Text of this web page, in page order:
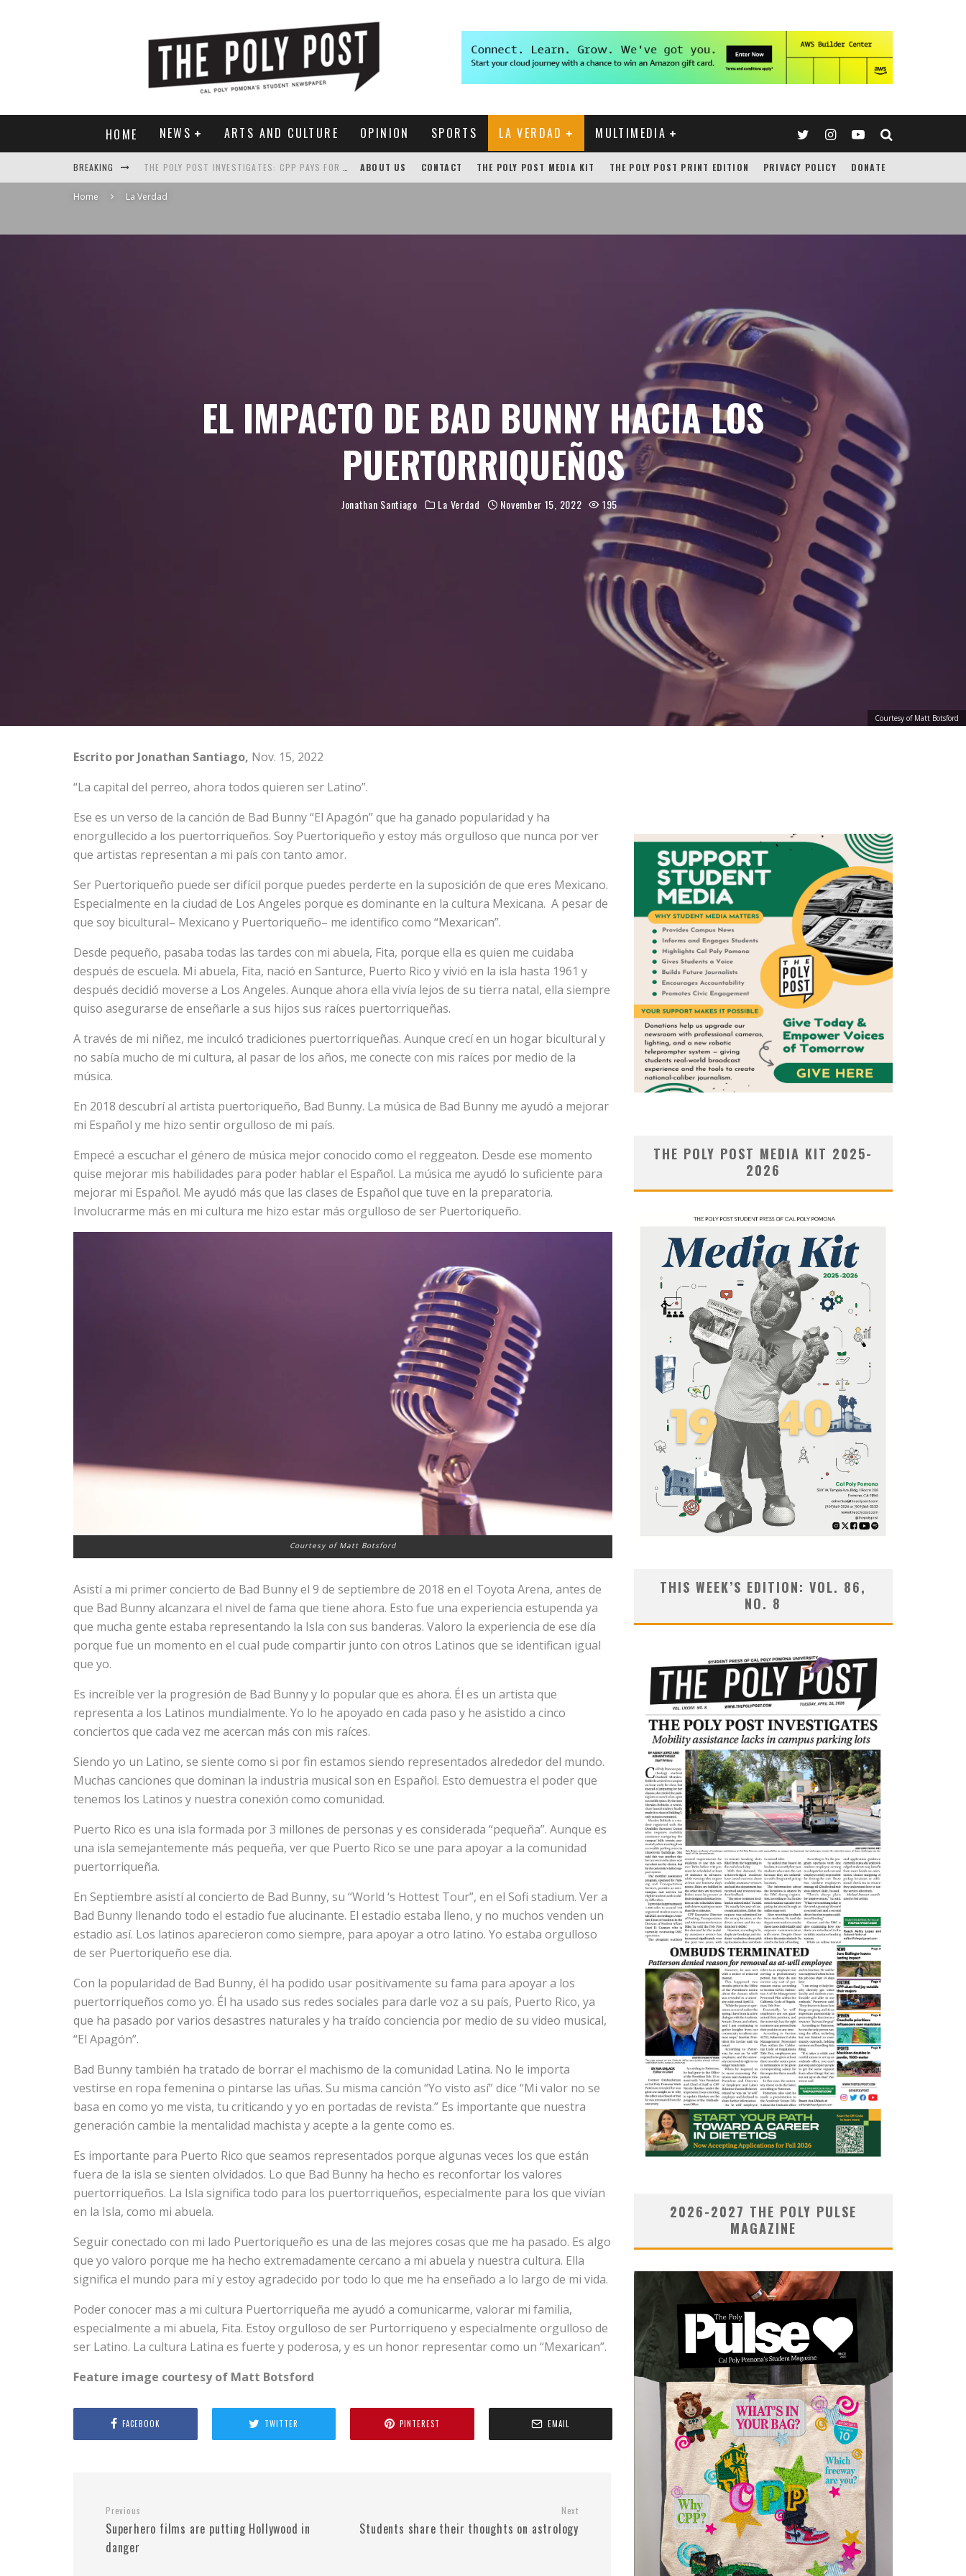
HOME NEWS ARTS AND CULTURE OPINION SPORTS LA VERDAD MULTIMEDIA
BREAKING ABOUT US CONTACT THE POLY POST MEDIA KIT THE POLY POST PRINT EDITION PRIVACY POLICY DONATE
Home La Verdad
Courtesy of Matt Botsford
EL IMPACTO DE BAD BUNNY HACIA LOS
PUERTORRIQUEÑOS
Jonathan Santiago La Verdad November 15, 2022 195
Escrito por Jonathan Santiago, Nov. 15, 2022
“La capital del perreo, ahora todos quieren ser Latino”.
Ese es un verso de la canción de Bad Bunny “El Apagón” que ha ganado popularidad y ha
enorgullecido a los puertorriqueños. Soy Puertoriqueño y estoy más orgulloso que nunca por ver
que artistas representan a mi país con tanto amor.
Ser Puertoriqueño puede ser difícil porque puedes perderte en la suposición de que eres Mexicano.
Especialmente en la ciudad de Los Angeles porque es dominante en la cultura Mexicana. A pesar de
que soy bicultural– Mexicano y Puertoriqueño– me identifico como “Mexarican”.
Desde pequeño, pasaba todas las tardes con mi abuela, Fita, porque ella es quien me cuidaba
después de escuela. Mi abuela, Fita, nació en Santurce, Puerto Rico y vivió en la isla hasta 1961 y
después decidió moverse a Los Angeles. Aunque ahora ella vivía lejos de su tierra natal, ella siempre
quiso asegurarse de enseñarle a sus hijos sus raíces puertorriqueñas.
A través de mi niñez, me inculcó tradiciones puertorriqueñas. Aunque crecí en un hogar bicultural y
no sabía mucho de mi cultura, al pasar de los años, me conecte con mis raíces por medio de la
música.
En 2018 descubrí al artista puertoriqueño, Bad Bunny. La música de Bad Bunny me ayudó a mejorar
mi Español y me hizo sentir orgulloso de mi país.
Empecé a escuchar el género de música mejor conocido como el reggeaton. Desde ese momento
quise mejorar mis habilidades para poder hablar el Español. La música me ayudó lo suficiente para
mejorar mi Español. Me ayudó más que las clases de Español que tuve en la preparatoria.
Involucrarme más en mi cultura me hizo estar más orgulloso de ser Puertoriqueño.
Courtesy of Matt Botsford
Asistí a mi primer concierto de Bad Bunny el 9 de septiembre de 2018 en el Toyota Arena, antes de
que Bad Bunny alcanzara el nivel de fama que tiene ahora. Esto fue una experiencia estupenda ya
que mucha gente estaba representando la Isla con sus banderas. Valoro la experiencia de ese día
porque fue un momento en el cual pude compartir junto con otros Latinos que se identifican igual
que yo.
Es increíble ver la progresión de Bad Bunny y lo popular que es ahora. Él es un artista que
representa a los Latinos mundialmente. Yo lo he apoyado en cada paso y he asistido a cinco
conciertos que cada vez me acercan más con mis raíces.
Siendo yo un Latino, se siente como si por fin estamos siendo representados alrededor del mundo.
Muchas canciones que dominan la industria musical son en Español. Esto demuestra el poder que
tenemos los Latinos y nuestra conexión como comunidad.
Puerto Rico es una isla formada por 3 millones de personas y es considerada “pequeña”. Aunque es
una isla semejantemente más pequeña, ver que Puerto Rico se une para apoyar a la comunidad
puertorriqueña.
En Septiembre asistí al concierto de Bad Bunny, su “World ‘s Hottest Tour”, en el Sofi stadium. Ver a
Bad Bunny llenando todo el estadio fue alucinante. El estadio estaba lleno, y no muchos venden un
estadio así. Los latinos aparecieron como siempre, para apoyar a otro latino. Yo estaba orgulloso
de ser Puertoriqueño ese dia.
Con la popularidad de Bad Bunny, él ha podido usar positivamente su fama para apoyar a los
puertorriqueños como yo. Él ha usado sus redes sociales para darle voz a su país, Puerto Rico, ya
que ha pasado por varios desastres naturales y ha traído conciencia por medio de su video musical,
“El Apagón”.
Bad Bunny también ha tratado de borrar el machismo de la comunidad Latina. No le importa
vestirse en ropa femenina o pintarse las uñas. Su misma canción “Yo visto así” dice “Mi valor no se
basa en como yo me vista, tu criticando y yo en portadas de revista.” Es importante que nuestra
generación cambie la mentalidad machista y acepte a la gente como es.
Es importante para Puerto Rico que seamos representados porque algunas veces los que están
fuera de la isla se sienten olvidados. Lo que Bad Bunny ha hecho es reconfortar los valores
puertorriqueños. La Isla significa todo para los puertorriqueños, especialmente para los que vivían
en la Isla, como mi abuela.
Seguir conectado con mi lado Puertoriqueño es una de las mejores cosas que me ha pasado. Es algo
que yo valoro porque me ha hecho extremadamente cercano a mi abuela y nuestra cultura. Ella
significa el mundo para mí y estoy agradecido por todo lo que me ha enseñado a lo largo de mi vida.
Poder conocer mas a mi cultura Puertorriqueña me ayudó a comunicarme, valorar mi familia,
especialmente a mi abuela, Fita. Estoy orgulloso de ser Purtorriqueno y especialmente orgulloso de
ser Latino. La cultura Latina es fuerte y poderosa, y es un honor representar como un “Mexarican”.
Feature image courtesy of Matt Botsford
FACEBOOK TWITTER PINTEREST EMAIL
Previous
Superhero films are putting Hollywood in
danger
Next
Students share their thoughts on astrology
THE POLY POST MEDIA KIT 2025-
2026
THIS WEEK’S EDITION: VOL. 86,
NO. 8
2026-2027 THE POLY PULSE
MAGAZINE